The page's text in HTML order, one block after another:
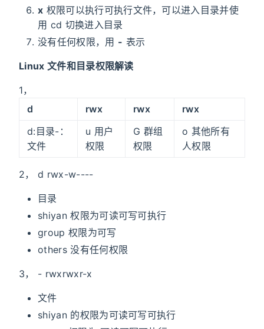
x 权限可以执行可执行文件，可以进入目录并使
用 cd 切换进入目录
没有任何权限，用 - 表示
Linux 文件和目录权限解读
1，
d
rwx rwx
rwx
d:目录-：
文件
u 用户
权限
G 群组
权限
o 其他所有
人权限
2， d rwx-w----
目录
shiyan 权限为可读可写可执行
group 权限为可写
others 没有任何权限
3， - rwxrwxr-x
文件
shiyan 的权限为可读可写可执行